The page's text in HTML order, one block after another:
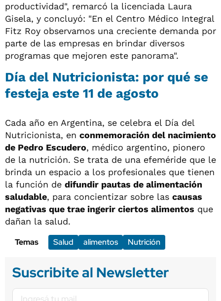
productividad", remarcó la licenciada Laura
Gisela, y concluyó: "En el Centro Médico Integral
Fitz Roy observamos una creciente demanda por
parte de las empresas en brindar diversos
programas que mejoren este panorama".
Día del Nutricionista: por qué se
festeja este 11 de agosto
Cada año en Argentina, se celebra el Día del
Nutricionista, en conmemoración del nacimiento
de Pedro Escudero, médico argentino, pionero
de la nutrición. Se trata de una efeméride que le
brinda un espacio a los profesionales que tienen
la función de difundir pautas de alimentación
saludable, para concientizar sobre las causas
negativas que trae ingerir ciertos alimentos que
dañan la salud.
Temas
Salud alimentos Nutrición
Suscribite al Newsletter